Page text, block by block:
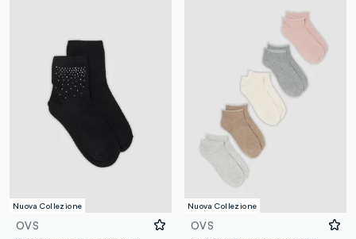
Nuova Collezione
OVS
Nuova Collezione
OVS